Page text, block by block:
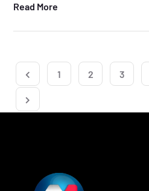
Read More
1 2 3